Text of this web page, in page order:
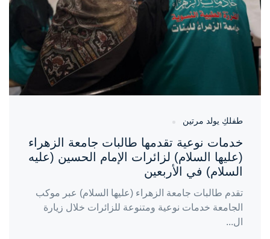
طفلكِ يولد مرتين
خدمات نوعية تقدمها طالبات جامعة الزهراء
(عليها السلام) لزائرات الإمام الحسين (عليه
السلام) في الأربعين
تقدم طالبات جامعة الزهراء (عليها السلام) عبر موكب
الجامعة خدمات نوعية ومتنوعة للزائرات خلال زيارة
ال...